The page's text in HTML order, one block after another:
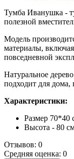
Тумба Иванушка -
полезной
Модель
материалы,
повседневной
Натуральное
подходит для дома,
Характеристики:
Размер 70*40
Высота - 80
Отзывов: 0
Средняя оценка: 0